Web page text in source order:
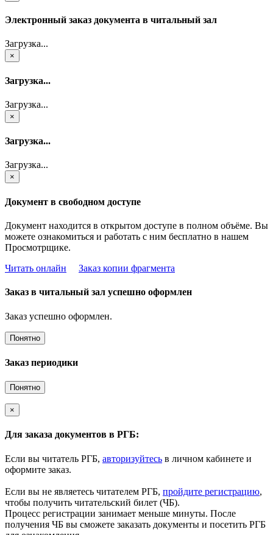
Электронный заказ документа в читальный зал
Загрузка...
×
Загрузка...
Загрузка...
×
Загрузка...
Загрузка...
×
Документ в свободном доступе
Документ находится в открытом доступе в полном объёме. Вы
можете ознакомиться и работать с ним бесплатно в нашем
Просмотрщике.
Читать онлайн
Заказ копии фрагмента
Заказ в читальный зал успешно оформлен
Заказ успешно оформлен.
Понятно
Заказ периодики
Понятно
×
Для заказа документов в РГБ:
Если вы читатель РГБ, авторизуйтесь в личном кабинете и
оформите заказ.
Если вы не являетесь читателем РГБ, пройдите регистрацию,
чтобы получить читательский билет (ЧБ).
Процесс регистрации занимает меньше минуты. После
получения ЧБ вы сможете заказать документы и посетить РГБ